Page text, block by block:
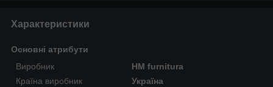
Характеристики
Основні атрибути
Виробник
HM furnitura
Країна виробник
Україна